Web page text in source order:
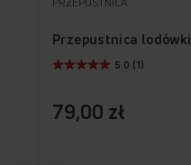
79,00 zł
Przepustnica
5.0 (1)